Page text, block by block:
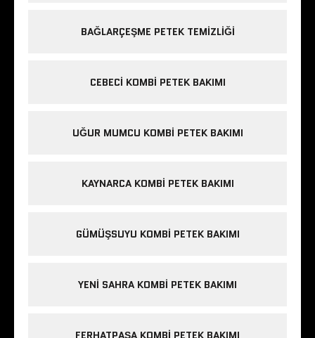
BAĞLARÇEŞME PETEK TEMIZLIĞI
CEBECI KOMBI PETEK BAKIMI
UĞUR MUMCU KOMBI PETEK BAKIMI
KAYNARCA KOMBI PETEK BAKIMI
GÜMÜŞSUYU KOMBI PETEK BAKIMI
YENI SAHRA KOMBI PETEK BAKIMI
FERHATPAŞA KOMBI PETEK BAKIMI